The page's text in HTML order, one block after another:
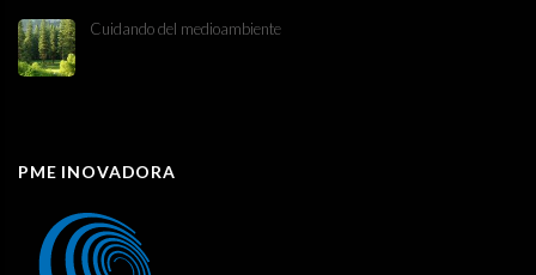
Cuidando del medioambiente
PME INOVADORA